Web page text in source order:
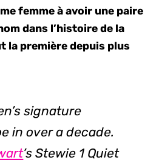
femme à avoir une paire
dans l’histoire de la
la première depuis plus
signature
in over a decade.
’s Stewie 1 Quiet